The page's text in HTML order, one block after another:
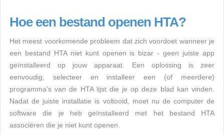
Hoe een bestand openen HTA?
Het meest voorkomende probleem dat zich voordoet wanneer je
een bestand HTA niet kunt openen is bizar - geen juiste app
geïnstalleerd op jouw apparaat. Een oplossing is zeer
eenvoudig, selecteer en installeer een (of meerdere)
programma's van de HTA lijst die je op deze blad kan vinden.
Nadat de juiste installatie is voltooid, moet nu de computer de
software die je heb geïnstalleerd met het bestand HTA
associëren die je niet kunt openen.